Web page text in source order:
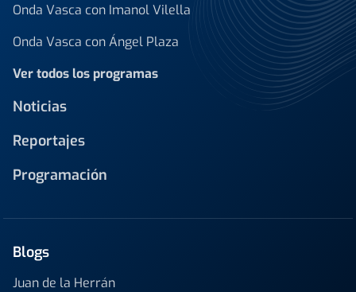
Onda Vasca con Imanol Vilella
Onda Vasca con Ángel Plaza
Ver todos los programas
Noticias
Reportajes
Programación
Blogs
Juan de la Herrán